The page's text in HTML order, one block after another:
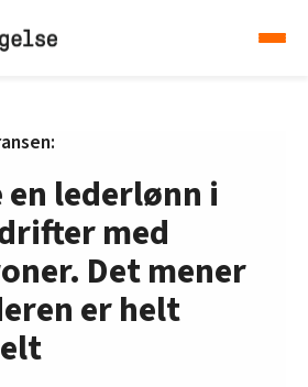
lederlønn i
med
Det mener
er helt